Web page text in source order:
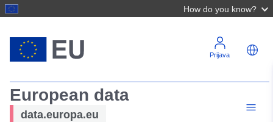
How do you know?
Prijava
European data
data.europa.eu